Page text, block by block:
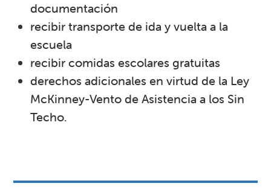
documentación
recibir transporte de ida y vuelta a la
escuela
recibir comidas escolares gratuitas
derechos adicionales en virtud de la Ley
McKinney-Vento de Asistencia a los Sin
Techo.